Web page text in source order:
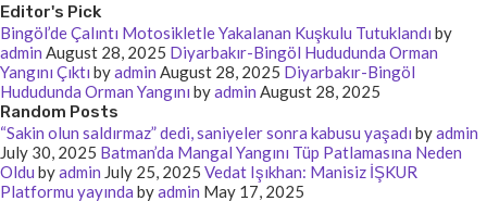
Editor's Pick
Bingöl’de Çalıntı Motosikletle Yakalanan Kuşkulu Tutuklandı by
admin August 28, 2025 Diyarbakır-Bingöl Hududunda Orman
Yangını Çıktı byadmin August 28, 2025 Diyarbakır-Bingöl
Hududunda Orman Yangını byadmin August 28, 2025
Random Posts
“Sakin olun saldırmaz” dedi, saniyeler sonra kabusu yaşadı byadmin
July 30, 2025 Batman’da Mangal Yangını Tüp Patlamasına Neden
Oldu byadmin July 25, 2025 Vedat Işıkhan: Manisiz İŞKUR
Platformu yayında byadmin May 17, 2025